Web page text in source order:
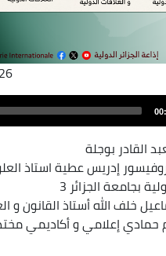
القادر بوجلة
إدريس عطية استاذ
بجامعة الجزائر 3
خلف الله أستاذ القانون و
حمادي إعلامي و أكاديمي